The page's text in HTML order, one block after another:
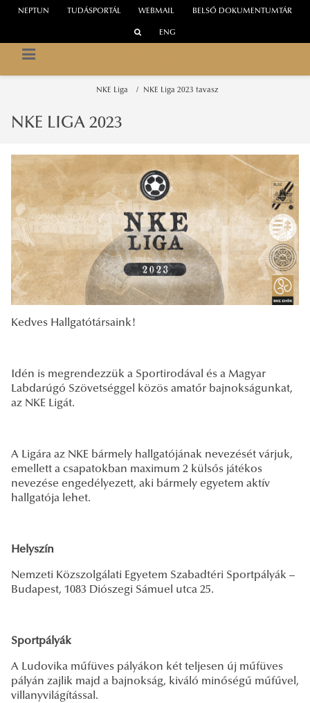
WEBMAIL
NEPTUN TUDÁSPORTÁL BELSŐ DOKUMENTUMTÁR
ENG
NKE Liga NKE Liga 2023 tavasz
NKE LIGA 2023
Kedves Hallgatótársaink!
Idén is megrendezzük a Sportirodával és a Magyar
Labdarúgó Szövetséggel közös amatőr bajnokságunkat,
az NKE Ligát.
A Ligára az NKE bármely hallgatójának nevezését várjuk,
emellett a csapatokban maximum 2 külsős játékos
nevezése engedélyezett, aki bármely egyetem aktív
hallgatója lehet.
Helyszín
Nemzeti Közszolgálati Egyetem Szabadtéri Sportpályák –
Budapest, 1083 Diószegi Sámuel utca 25.
Sportpályák
A Ludovika műfüves pályákon két teljesen új műfüves
pályán zajlik majd a bajnokság, kiváló minőségű műfűvel,
villanyvilágítással.